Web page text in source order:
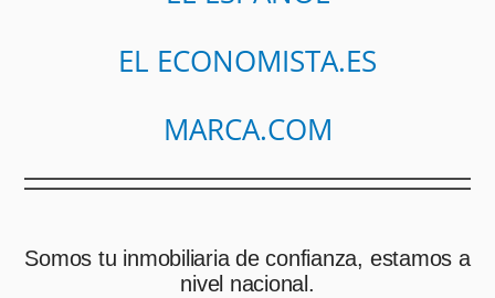
EL ECONOMISTA.ES
MARCA.COM
Somos tu inmobiliaria de confianza, estamos a
nivel nacional.